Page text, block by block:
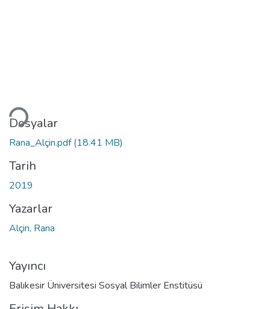
Yükleniyor...
Dosyalar
Rana_Alçin.pdf(18.41 MB)
Tarih
2019
Yazarlar
Alçin, Rana
Yayıncı
Balıkesir Üniversitesi Sosyal Bilimler Enstitüsü